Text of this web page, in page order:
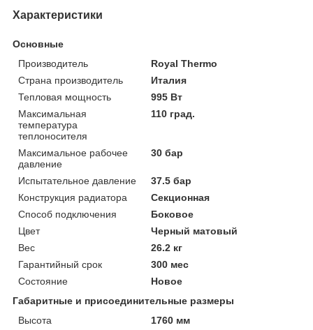
Характеристики
Основные
Производитель
Royal Thermo
Страна производитель
Италия
Тепловая мощность
995 Вт
Максимальная
температура
теплоносителя
110 град.
Максимальное рабочее
давление
30 бар
Испытательное давление
37.5 бар
Конструкция радиатора
Секционная
Способ подключения
Боковое
Цвет
Черный матовый
Вес
26.2 кг
Гарантийный срок
300 мес
Состояние
Новое
Габаритные и присоединительные размеры
Высота
1760 мм